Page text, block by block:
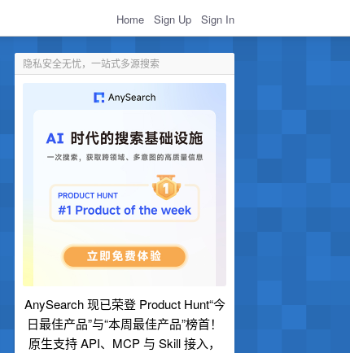
Home Sign Up Sign In
隐私安全无忧，一站式多源搜索
AnySearch 现已荣登 Product Hunt“今
日最佳产品”与“本周最佳产品”榜首！
原生支持 API、MCP 与 Skill 接入，